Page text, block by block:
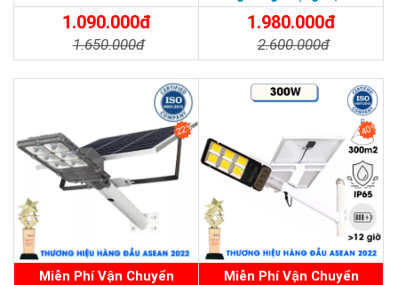
LƯỢNG MẶT TRỜI 300W MẪU
1.090.000đ
1.650.000đ
300W TS-78300K6 - Solar
Light 300W
1.980.000đ
2.600.000đ
22%
Miễn Phí Vận Chuyển
40%
Miễn Phí Vận Chuyển